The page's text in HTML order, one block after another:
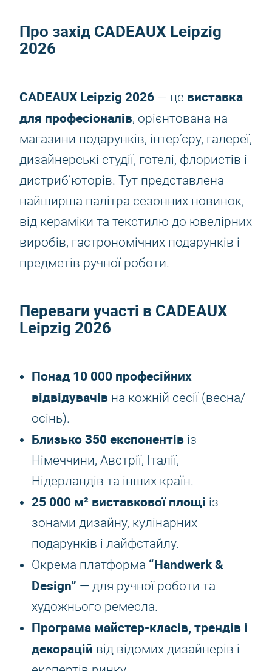
Про захід CADEAUX Leipzig
2026
CADEAUX Leipzig 2026 — це виставка
для професіоналів, орієнтована на
магазини подарунків, інтер’єру, галереї,
дизайнерські студії, готелі, флористів і
дистриб’юторів. Тут представлена
найширша палітра сезонних новинок,
від кераміки та текстилю до ювелірних
виробів, гастрономічних подарунків і
предметів ручної роботи.
Переваги участі в CADEAUX
Leipzig 2026
Понад 10 000 професійних
відвідувачів на кожній сесії (весна/
осінь).
Близько 350 експонентів із
Німеччини, Австрії, Італії,
Нідерландів та інших країн.
25 000 м² виставкової площі із
зонами дизайну, кулінарних
подарунків і лайфстайлу.
Окрема платформа “Handwerk &
Design” — для ручної роботи та
художнього ремесла.
Програма майстер-класів, трендів і
декорацій від відомих дизайнерів і